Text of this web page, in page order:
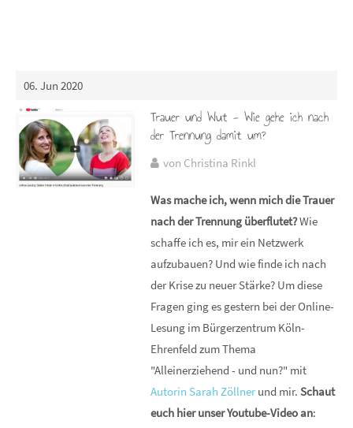
06. Jun 2020
Trauer und Wut - Wie gehe ich nach
der Trennung damit um?
von Christina Rinkl
Was mache ich, wenn mich die Trauer
nach der Trennung überflutet?Wie
schaffe ich es, mir ein Netzwerk
aufzubauen? Und wie finde ich nach
der Krise zu neuer Stärke? Um diese
Fragen ging es gestern bei der Online-
Lesung im Bürgerzentrum Köln-
Ehrenfeld zum Thema
"Alleinerziehend - und nun?" mit
Autorin Sarah Zöllner und mir.Schaut
euch hier unser Youtube-Video an: